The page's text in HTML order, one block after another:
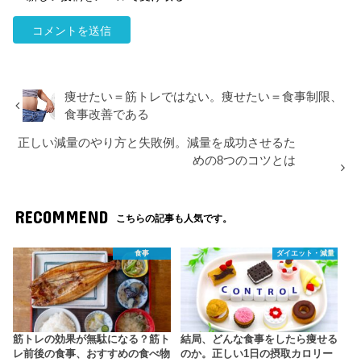
痩せたい＝筋トレではない。痩せたい＝食事制限、
食事改善である
正しい減量のやり方と失敗例。減量を成功させるた
めの8つのコツとは
RECOMMEND こちらの記事も人気です。
食事
筋トレの効果が無駄になる？筋ト
レ前後の食事、おすすめの食べ物
ダイエット・減量
結局、どんな食事をしたら痩せる
のか。正しい1日の摂取カロリー